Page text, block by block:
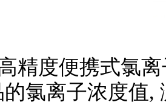
精度便携式氯
氯离子浓度值,